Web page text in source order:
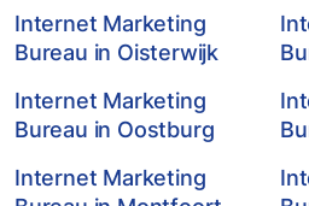
Internet Marketing
Bureau in Oisterwijk
Internet Marketing
Bureau in Oostburg
Internet Marketing